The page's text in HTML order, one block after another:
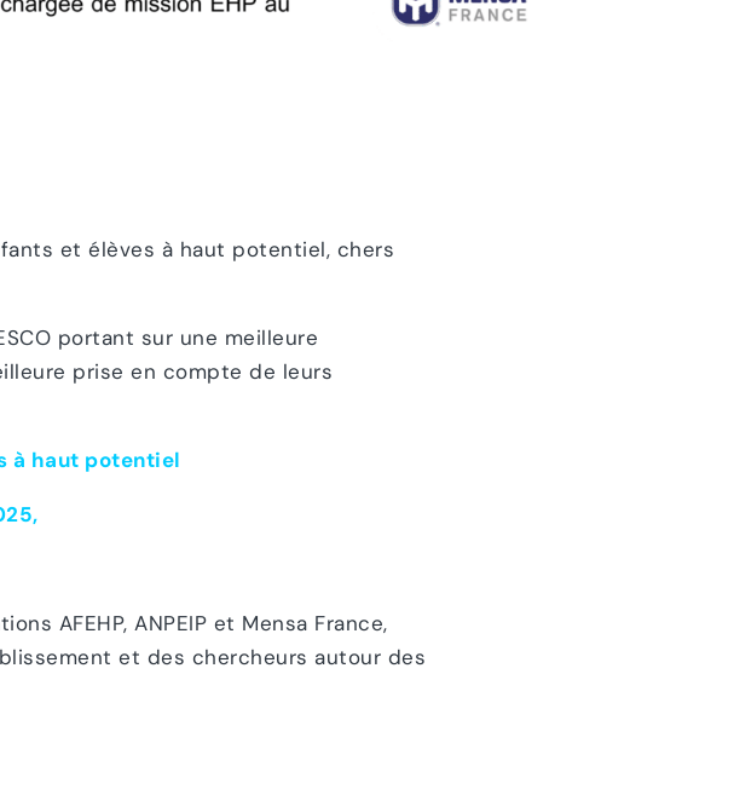
et élèves à haut potentiel, chers
portant sur une meilleure
prise en compte de leurs
à haut potentiel
AFEHP, ANPEIP et Mensa France,
et des chercheurs autour des